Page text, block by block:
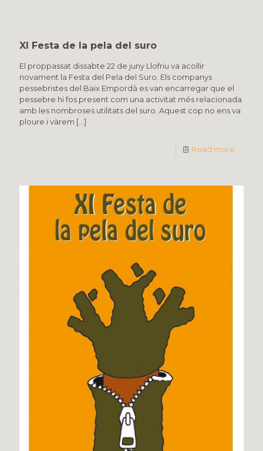
XI Festa de la pela del suro
El proppassat dissabte 22 de juny Llofriu va acollir
novament la Festa del Pela del Suro. Els companys
pessebristes del Baix Empordà es van encarregar que el
pessebre hi fos present com una activitat més relacionada
amb les nombroses utilitats del suro. Aquest cop no ens va
ploure i vàrem […]
Read more